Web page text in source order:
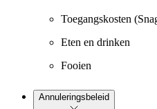
Toegangskosten
Eten en drinken
Fooien
Annuleringsbeleid